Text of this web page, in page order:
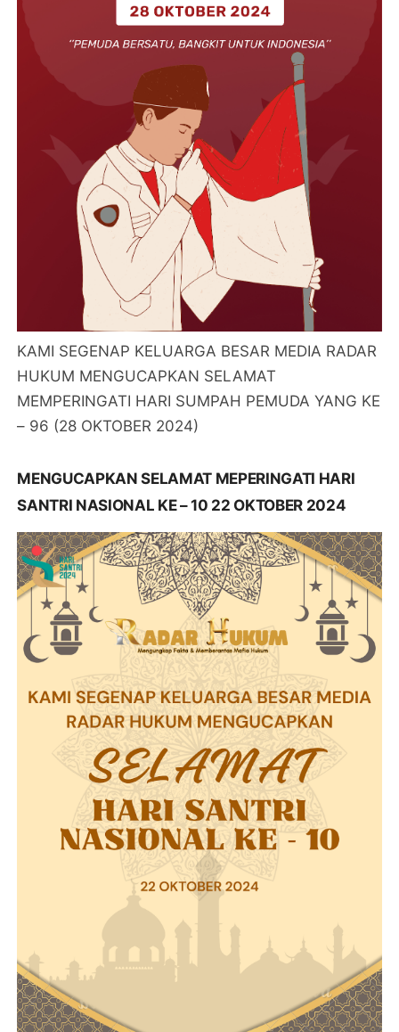
KAMI SEGENAP KELUARGA BESAR MEDIA RADAR
HUKUM MENGUCAPKAN SELAMAT
MEMPERINGATI HARI SUMPAH PEMUDA YANG KE
– 96 (28 OKTOBER 2024)
MENGUCAPKAN SELAMAT MEPERINGATI HARI
SANTRI NASIONAL KE – 10 22 OKTOBER 2024